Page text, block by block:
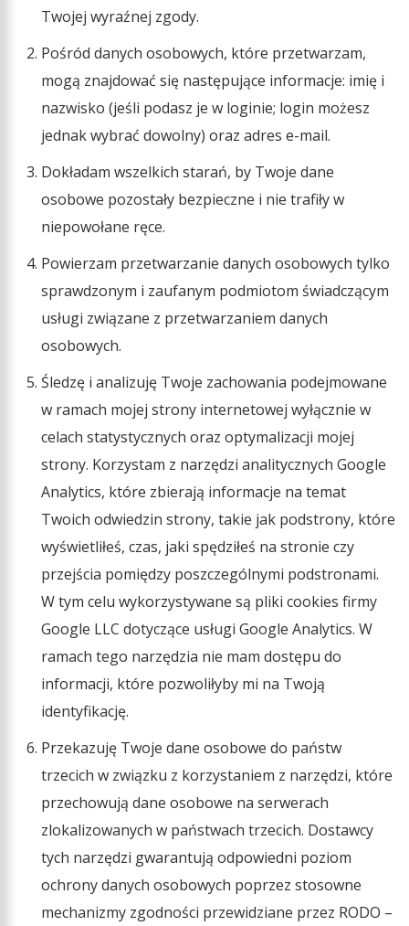
Twojej wyraźnej zgody.
Pośród danych osobowych, które przetwarzam,
mogą znajdować się następujące informacje: imię i
nazwisko (jeśli podasz je w loginie; login możesz
jednak wybrać dowolny) oraz adres e-mail.
Dokładam wszelkich starań, by Twoje dane
osobowe pozostały bezpieczne i nie trafiły w
niepowołane ręce.
Powierzam przetwarzanie danych osobowych tylko
sprawdzonym i zaufanym podmiotom świadczącym
usługi związane z przetwarzaniem danych
osobowych.
Śledzę i analizuję Twoje zachowania podejmowane
w ramach mojej strony internetowej wyłącznie w
celach statystycznych oraz optymalizacji mojej
strony. Korzystam z narzędzi analitycznych Google
Analytics, które zbierają informacje na temat
Twoich odwiedzin strony, takie jak podstrony, które
wyświetliłeś, czas, jaki spędziłeś na stronie czy
przejścia pomiędzy poszczególnymi podstronami.
W tym celu wykorzystywane są pliki cookies firmy
Google LLC dotyczące usługi Google Analytics. W
ramach tego narzędzia nie mam dostępu do
informacji, które pozwoliłyby mi na Twoją
identyfikację.
Przekazuję Twoje dane osobowe do państw
trzecich w związku z korzystaniem z narzędzi, które
przechowują dane osobowe na serwerach
zlokalizowanych w państwach trzecich. Dostawcy
tych narzędzi gwarantują odpowiedni poziom
ochrony danych osobowych poprzez stosowne
mechanizmy zgodności przewidziane przez RODO –